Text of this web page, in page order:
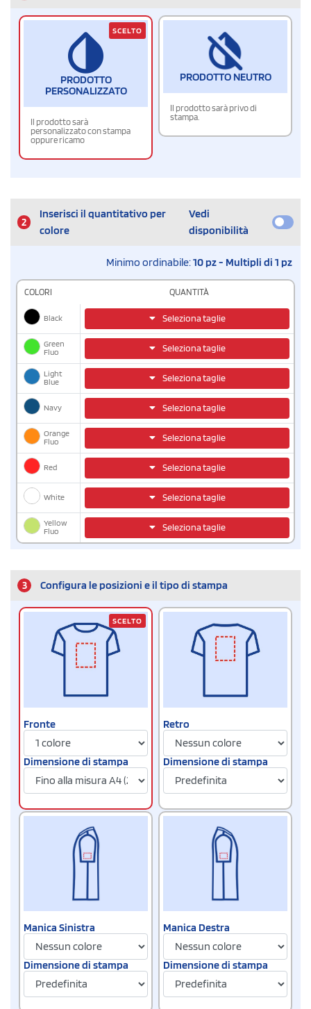
PRODOTTO
PERSONALIZZATO
Il prodotto sarà
personalizzato con stampa
oppure ricamo
SCELTO
PRODOTTO NEUTRO
Il prodotto sarà privo di
stampa.
2
Inserisci il quantitativo per
colore
Vedi
disponibilità
Minimo ordinabile:10 pz - Multipli di 1 pz
COLORI QUANTITÀ
Black Seleziona taglie
Green
Fluo
Seleziona taglie
Light
Blue
Seleziona taglie
Navy Seleziona taglie
Orange
Fluo
Seleziona taglie
Red Seleziona taglie
White Seleziona taglie
Yellow
Fluo
Seleziona taglie
3 Configura le posizioni e il tipo di stampa
Fronte
Dimensione di stampa
SCELTO
Retro
Dimensione di stampa
Manica Sinistra
Dimensione di stampa
Manica Destra
Dimensione di stampa